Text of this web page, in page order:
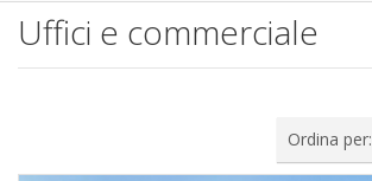
Uffici e commerciale
Ordina per: